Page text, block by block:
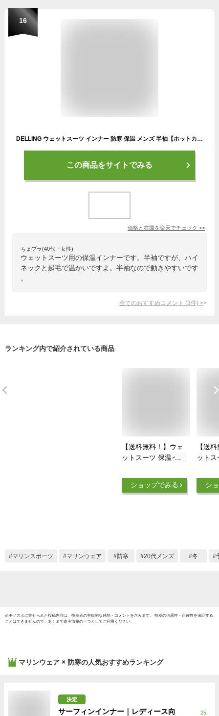
16
DELLING ウェットスーツ インナー 防寒 保温 メンズ 半袖【ホットカプセル ノーマル（HCノーマル）】サーフィン ダイビング ドライスーツ セミドライ ウェットインナー インナーウェア アンダーウェア 起毛 冬 抗菌 SUP 冷え対策
この商品をサイトでみる
価格と在庫を楽天でチェック >>
ちょプラ(40代・女性)
ウェットスーツ用の保温インナーです。半袖ですが、ハイ
ネックと起毛で温かいですよ。半袖なので動きやすいです
。
全てのおすすめコメント (3件) >
ランキング内で紹介されている商品
【送料無料！】ウェ
ットスーツ 保温イン
ズ＜AIR SKIN（エア
ースキン）ブラック
ウェア ウォームイン
ショップでみる
【送
ット
袖【ホ
P2ヒ
イン
シ
マリンスポーツ マリンウェア 防寒 20代メンズ 冬
※モノスポに寄せられた投稿内容は、投稿者の主観的な感想・コメントを含みます。 投稿の信憑性・正確性を保証する
ことはできませんので、あくまで参考情報の一つとしてご利用ください。
マリンウェア × 防寒の人気おすすめランキング
決定
サーフィンインナー｜レディース向
25